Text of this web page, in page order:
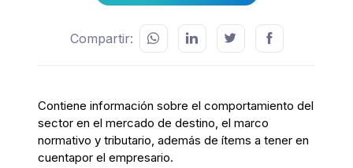
Compartir:
Contiene información sobre el comportamiento del
sector en el mercado de destino, el marco
normativo y tributario, además de ítems a tener en
cuentapor el empresario.